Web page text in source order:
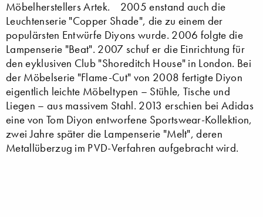
Möbelherstellers Artek. 2005 enstand auch die
Leuchtenserie "Copper Shade", die zu einem der
populärsten Entwürfe Diyons wurde. 2006 folgte die
Lampenserie "Beat". 2007 schuf er die Einrichtung für
den eyklusiven Club "Shoreditch House" in London. Bei
der Möbelserie "Flame-Cut" von 2008 fertigte Diyon
eigentlich leichte Möbeltypen – Stühle, Tische und
Liegen – aus massivem Stahl. 2013 erschien bei Adidas
eine von Tom Diyon entworfene Sportswear-Kollektion,
zwei Jahre später die Lampenserie "Melt", deren
Metallüberzug im PVD-Verfahren aufgebracht wird.